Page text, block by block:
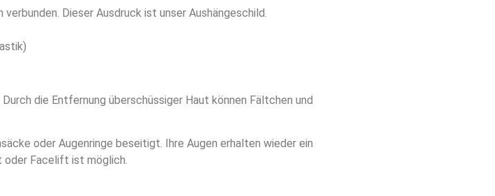
Dieser Ausdruck ist unser Aushängeschild.
die Entfernung überschüssiger Haut können Fältchen und
oder Augenringe beseitigt. Ihre Augen erhalten wieder ein
oder Facelift ist möglich.